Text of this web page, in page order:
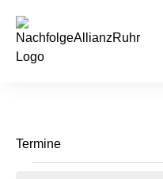
springen
Termine